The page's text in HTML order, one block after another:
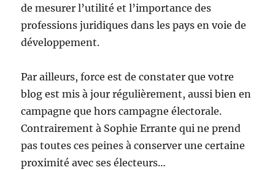
de mesurer l’utilité et l’importance des
professions juridiques dans les pays en voie de
développement.
Par ailleurs, force est de constater que votre
blog est mis à jour régulièrement, aussi bien en
campagne que hors campagne électorale.
Contrairement à Sophie Errante qui ne prend
pas toutes ces peines à conserver une certaine
proximité avec ses électeurs…